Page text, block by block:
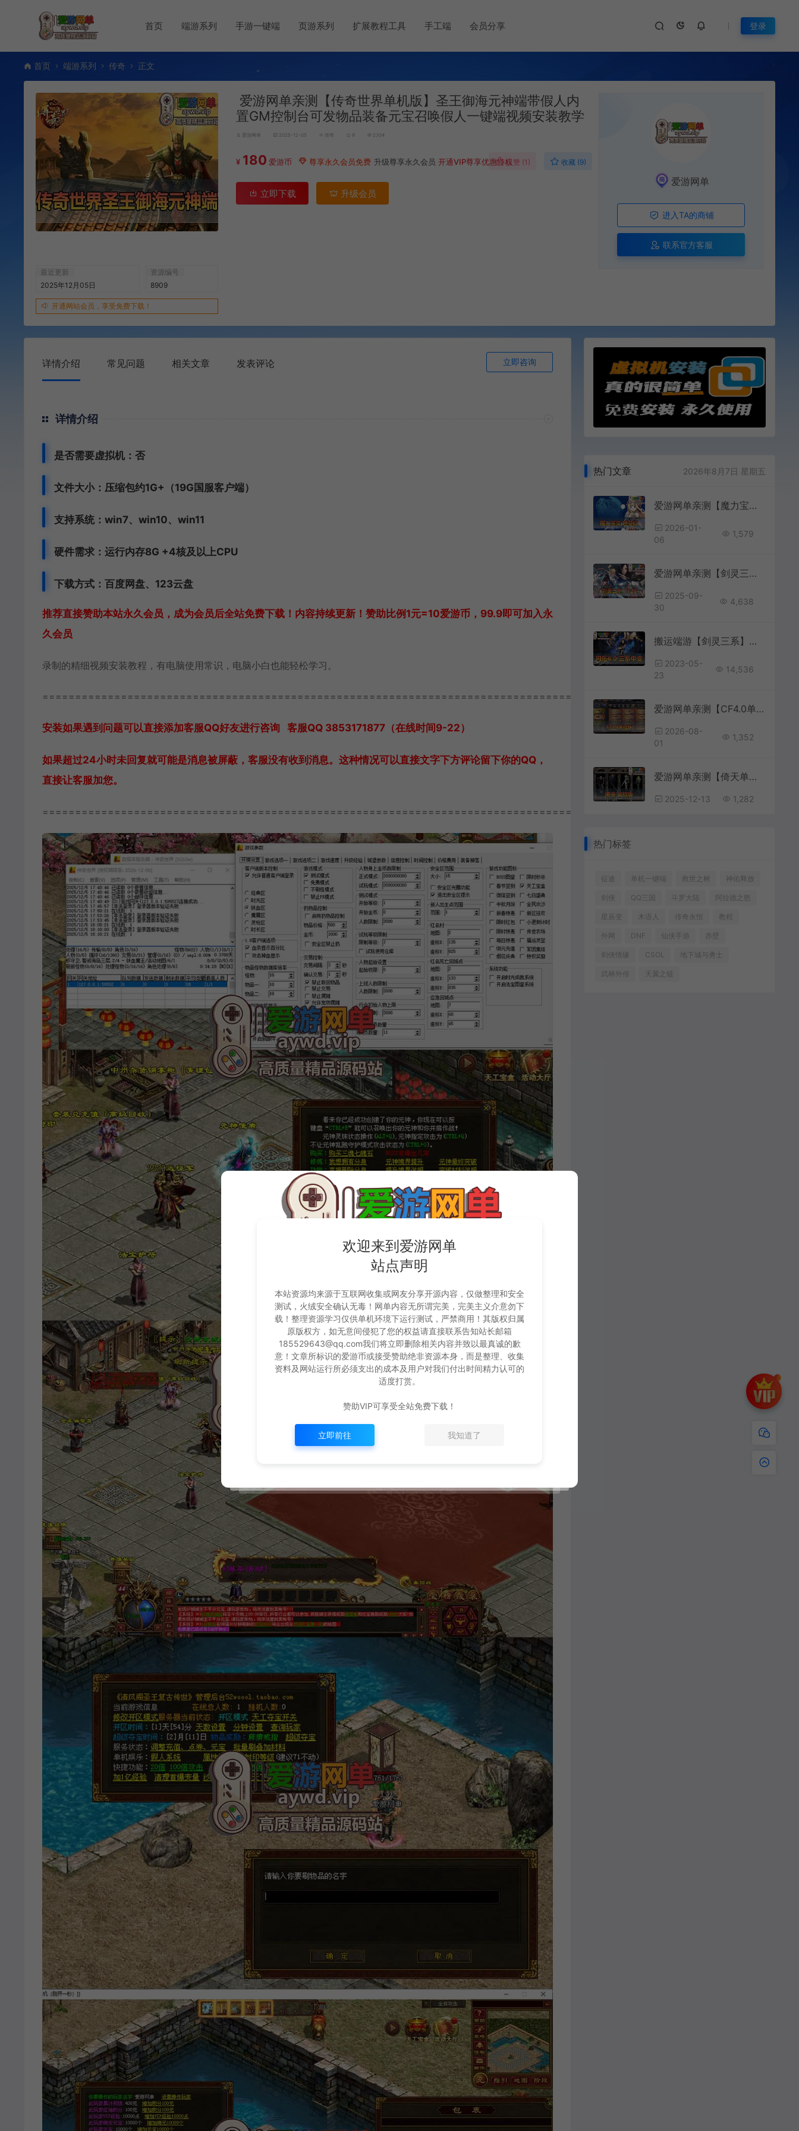
首页 端游系列 手游一键端 页游系列 扩展教程工具 手工端 会员分享 登录
首页 端游系列 传奇 正文
最近更新
2025年12月05日
资源编号
8909
开通网站会员，享受免费下载！
爱游网单亲测【传奇世界单机版】圣王御海元神端带假人内
置GM控制台可发物品装备元宝召唤假人一键端视频安装教学
爱游网单 2025-12-05 传奇 9 2,104
¥ 180 爱游币 尊享永久会员免费 升级尊享永久会员 开通VIP尊享优惠特权点赞 (1 ) 收藏 (9)
立即下载 升级会员
爱游网单
进入TA的商铺
联系官方客服
详情介绍 常见问题 相关文章 发表评论 立即咨询
详情介绍
是否需要虚拟机：否
文件大小：压缩包约1G+（19G国服客户端）
支持系统：win7、win10、win11
硬件需求：运行内存8G +4核及以上CPU
下载方式： 百度网盘、 123云盘
推荐直接赞助本站永久会员，成为会员后全站免费下载！内容持续更新！赞助比例1元=10爱游币，99.9即可加入永
久会员
录制的精细视频安装教程，有电脑使用常识，电脑小白也能轻松学习。
===========================================================================================
安装如果遇到问题可以直接添加客服QQ好友进行咨询 客服QQ 3853171877（在线时间9-22）
如果超过24小时未回复就可能是消息被屏蔽，客服没有收到消息。这种情况可以直接文字下方评论留下你的QQ，
直接让客服加您。
===========================================================================================
热门文章 2026年8月7日 星期五
爱游网单亲测【魔力宝贝】超变单机版 带快捷内辅 GM命令发物品道具 修改工具自定义装备怪物属性 一键启动 视频安装教学
2026-01-
06
1,579
爱游网单亲测【剑灵三系】单机版T123极限赤皇天昆八卦古代封魔装备喷风喷火装备洗练魔界决战风岛超级宝石免控符完整物品代码表
2025-09-
30
4,638
搬运端游【剑灵三系】可乐更新6.1中变单机版虚拟机一键端GM工具亲测视频安装教程
2023-05-
23
14,536
爱游网单亲测【CF4.0单机版】最新整理单机带GM后台可添加全物品装备 人机对战可选难度 带单机内辅 一键启动视频教学
2026-08-
01
1,352
爱游网单亲测【倚天单机版】远古怀旧网游带GM命令轻量虚拟机一键端视频安装教学
2025-12-13 1,282
热门标签
征途 单机一键端 救世之树 神佑释放
剑侠 QQ三国 斗罗大陆 阿拉德之怒
星辰变 木语人 传奇永恒 教程
外网 DNF 仙侠手游 赤壁
剑侠情缘 CSOL 地下城与勇士
武林外传 天翼之链
欢迎来到爱游网单
站点声明
本站资源均来源于互联网收集或网友分享开源内容，仅做整理和安全
测试，火绒安全确认无毒！网单内容无所谓完美，完美主义介意勿下
载！整理资源学习仅供单机环境下运行测试，严禁商用！其版权归属
原版权方，如无意间侵犯了您的权益请直接联系告知站长邮箱
185529643@qq.com我们将立即删除相关内容并致以最真诚的歉
意！文章所标识的爱游币或接受赞助绝非资源本身，而是整理、收集
资料及网站运行所必须支出的成本及用户对我们付出时间精力认可的
适度打赏。
赞助VIP可享受全站免费下载！
立即前往 我知道了